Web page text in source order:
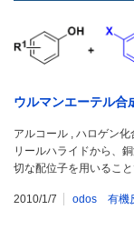
ウルマンエーテル
アルコール , ハロゲン
リールハライドから、
切な配位子を用いるこ
2010/1/7 odos 有機